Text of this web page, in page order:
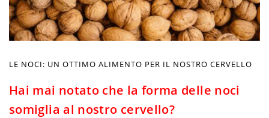
LE NOCI: UN OTTIMO ALIMENTO PER IL NOSTRO CERVELLO
Hai mai notato che la forma delle noci
somiglia al nostro cervello?